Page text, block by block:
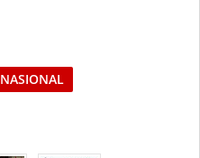
NASIONAL